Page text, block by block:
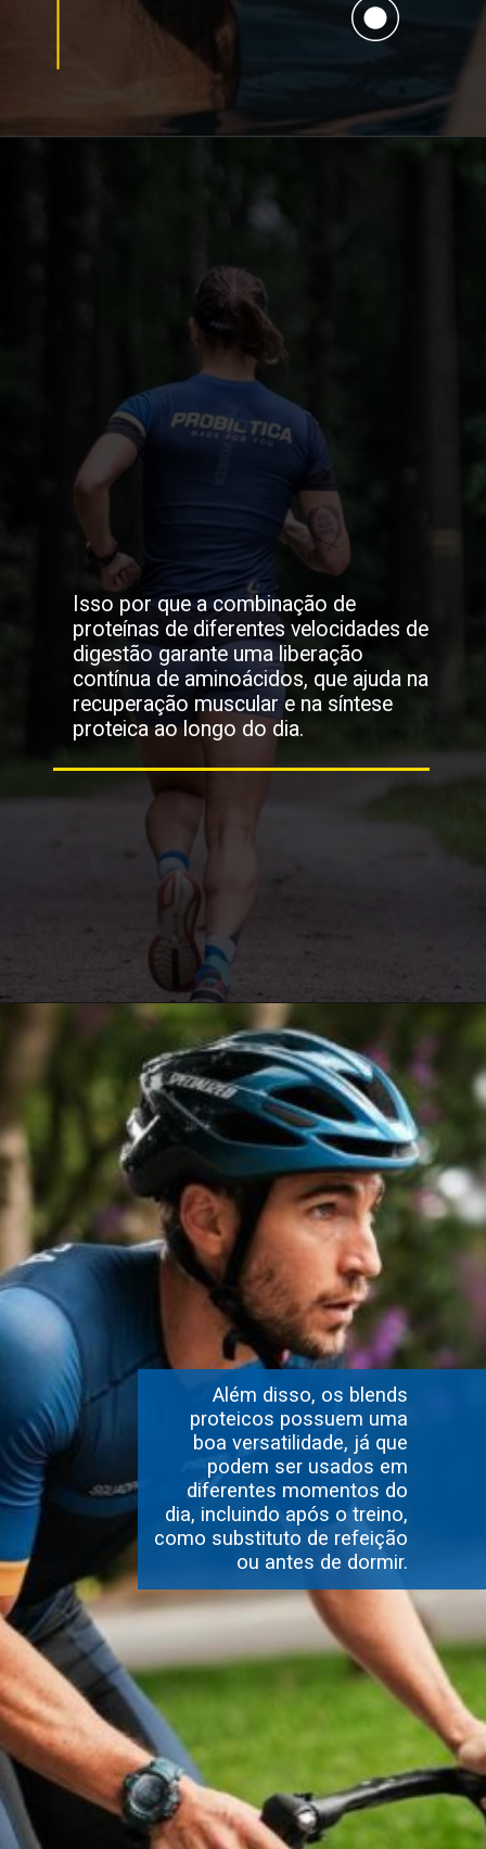
Isso por que a combinação de
proteínas de diferentes velocidades de
digestão garante uma liberação
contínua de aminoácidos, que ajuda na
recuperação muscular e na síntese
proteica ao longo do dia.
Além disso, os blends
proteicos possuem uma
boa versatilidade, já que
podem ser usados em
diferentes momentos do
dia, incluindo após o treino,
como substituto de refeição
ou antes de dormir.